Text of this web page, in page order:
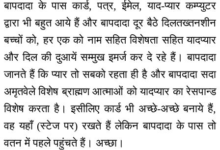
बापदादा के पास कार्ड, पत्र, ईमेल, याद-प्यार कम्प्युटर
द्वारा भी बहुत आये हैं और बापदादा दूर बैठे दिलतख्तनशीन
बच्चों को, हर एक को नाम सहित विशेषता सहित यादप्यार
और दिल की दुआयें सम्मुख इमर्ज कर दे रहे हैं। बापदादा
जानते हैं कि प्यार तो सबको रहता ही है और बापदादा सदा
अमृतवेले विशेष ब्राह्मण आत्माओं को यादप्यार का रेसपान्ड
विशेष करता है। इसीलिए कार्ड भी अच्छे-अच्छे बनाये हैं,
वह यहाँ (स्टेज पर) रखते हैं लेकिन बापदादा के पास तो
वतन में पहले पहुंचते हैं। अच्छा।